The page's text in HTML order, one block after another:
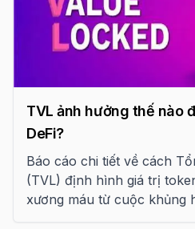
TVL ảnh hưởng thế nào
DeFi?
Báo cáo chi tiết về cách
(TVL) định hình giá trị
xương máu từ cuộc khủng